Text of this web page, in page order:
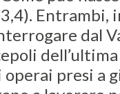
Entrambi,
dal
dell’ultima
operai presi a